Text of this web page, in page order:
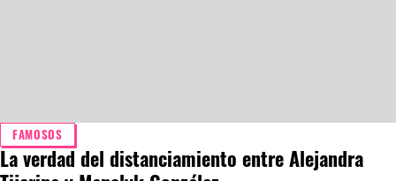
FAMOSOS
La verdad del distanciamiento entre Alejandra